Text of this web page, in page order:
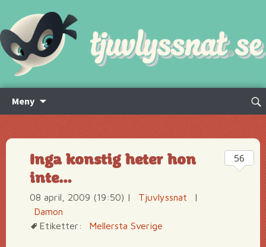
Meny
innehåll
Sök
Inga konstig heter hon
inte…
08 april, 2009 (19:50) | Tjuvlyssnat
|
Damon
Etiketter:
Mellersta Sverige
56